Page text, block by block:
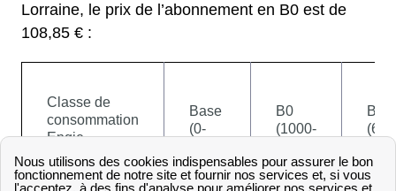
Lorraine, le prix de l’abonnement en B0 est de
108,85 € :
Classe de
consommation
Engie
(kWh/an)
Base
(0-
B0
(1000-
B1